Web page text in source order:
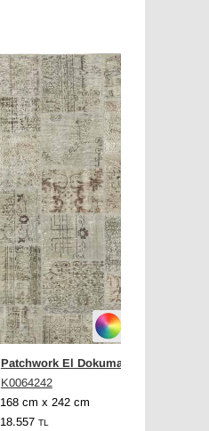
Patchwork El Dokuma Halı
K0064242
168 cm x 242 cm
18.557 TL